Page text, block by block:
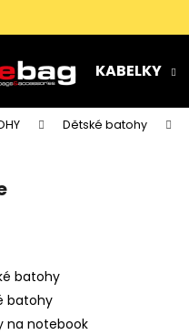
KABELKY
Dětské batohy
batohy
batohy
na notebook